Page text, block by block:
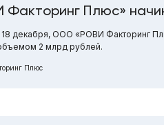
Факторинг Плюс»
18 декабря, ООО «РОВИ Факторинг
2 млрд рублей.
Плюс